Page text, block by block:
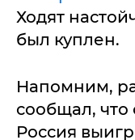
Ходят
был куплен.
Напомним,
сообщал, что
Россия